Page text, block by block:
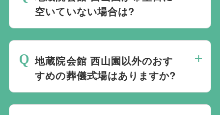
す。万が一の際は、当社むすびすにご連絡
ください。式場のご予約はもちろん、ご搬
送・ご安置・ご葬儀・葬儀後の各種手続き
まで、すべて一貫してお手伝いいたしま
す。
空いていない場合は?
います。また、1都3県1220式場と提携し
ておりますので、葬儀を検討している地域
周辺の式場を無料でご案内することも可能
です。自社会館を持たないことで無理に自
地蔵院会館 西山園以外のおす
すめの葬儀式場はありますか?